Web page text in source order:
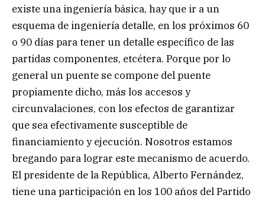
existe una ingeniería básica, hay que ir a un
esquema de ingeniería detalle, en los próximos 60
o 90 días para tener un detalle específico de las
partidas componentes, etcétera. Porque por lo
general un puente se compone del puente
propiamente dicho, más los accesos y
circunvalaciones, con los efectos de garantizar
que sea efectivamente susceptible de
financiamiento y ejecución. Nosotros estamos
bregando para lograr este mecanismo de acuerdo.
El presidente de la República, Alberto Fernández,
tiene una participación en los 100 años del Partido